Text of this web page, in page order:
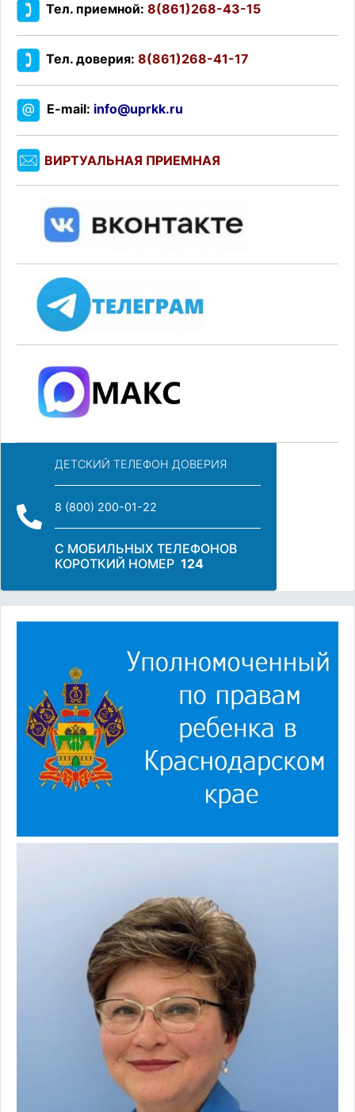
Тел. приемной: 8(861)268-43-15
Тел. доверия: 8(861)268-41-17
E-mail: info@uprkk.ru
ВИРТУАЛЬНАЯ ПРИЕМНАЯ
ДЕТСКИЙ ТЕЛЕФОН ДОВЕРИЯ
8 (800) 200-01-22
С МОБИЛЬНЫХ ТЕЛЕФОНОВ
КОРОТКИЙ НОМЕР 124